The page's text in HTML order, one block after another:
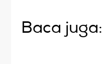
Baca juga: